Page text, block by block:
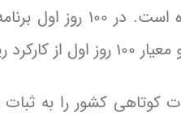
دوره بی‌عملی رئیس
کشور را به ثبات